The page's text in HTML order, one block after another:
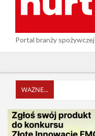
Portal branży spożywczej